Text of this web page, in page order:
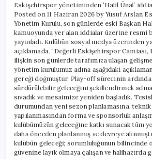
Eskişehirspor yönetiminden ‘Halil Ünal’
Posted on 11 Haziran 2026 by Yusuf Arslan
Yönetim Kurulu, son günlerde eski Başkan
kamuoyunda yer alan iddialar üzerine resmi
yayınladı. Kulübün sosyal medya üzerinden
açıklamada, “Değerli Eskişehirspor Camiası,
ilişkin son günlerde tarafımıza ulaşan
yönetim kurulumuz adına aşağıdaki
gereği doğmuştur. Play-off sürecinin
sürdürülebilir geleceğini şekillendirmek adına
sıvadık ve mesaimize yeniden başladık.
durumundan yeni sezon planlamasına,
yapılanmasından forma ve sponsorluk
kulübümüzün geleceğine katkı sunacak tüm
daha önceden planlanmış ve devreye
kulübün geleceği; sorumluluğunun bilincinde
güvenine layık olmaya çalışan ve halihazırda